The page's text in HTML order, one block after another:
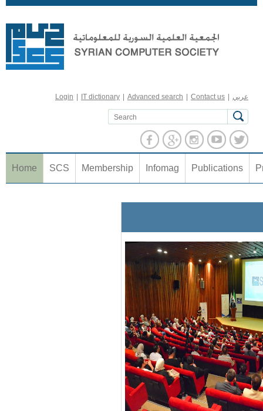
Jump to navigation
Login IT dictionary Advanced search Contact us عربي
Home SCS Membership Infomag Publications